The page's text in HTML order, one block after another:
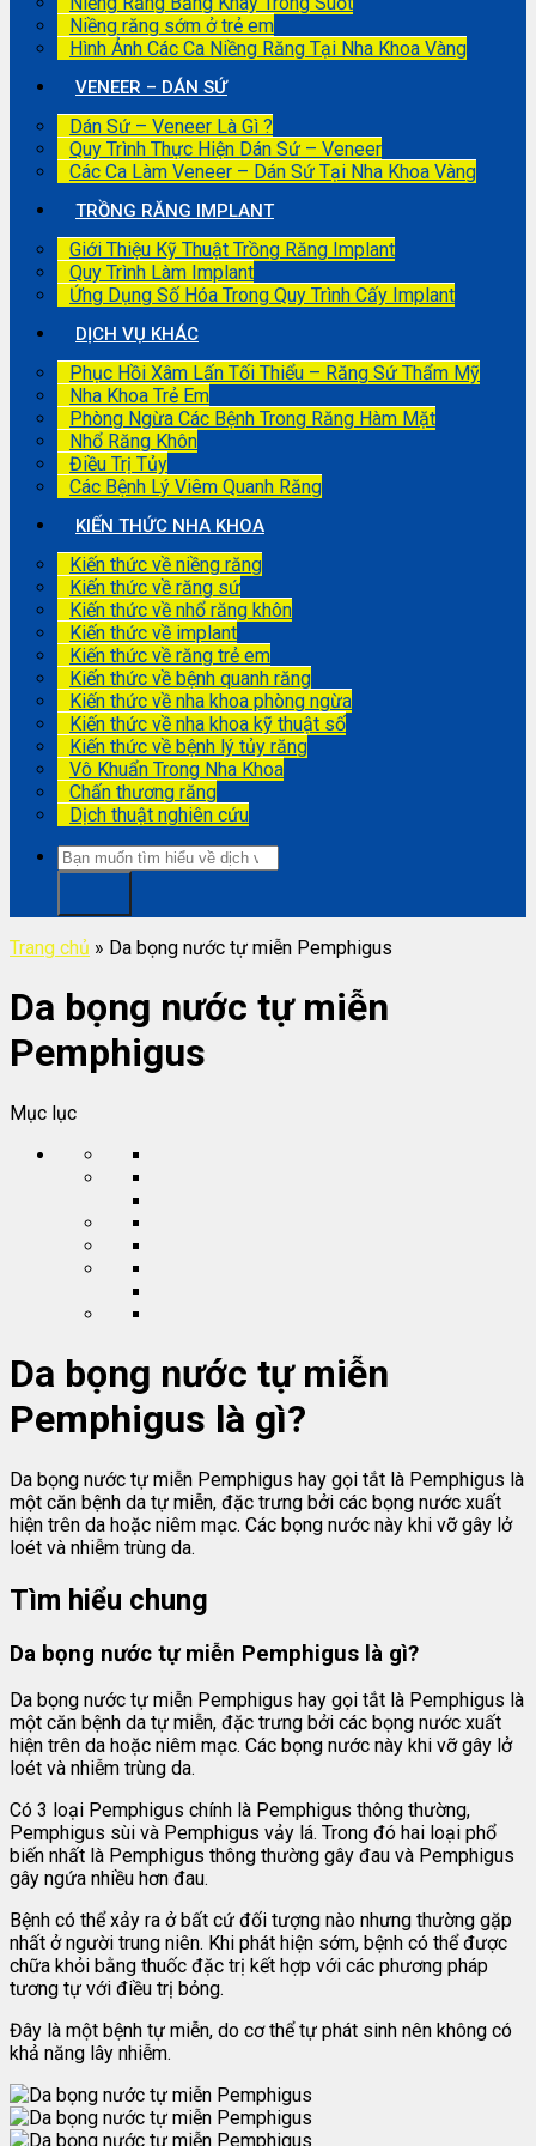
Niềng răng sớm ở trẻ em
Hình Ảnh Các Ca Niềng Răng Tại Nha Khoa Vàng
VENEER – DÁN SỨ
Dán Sứ – Veneer Là Gì ?
Quy Trình Thực Hiện Dán Sứ – Veneer
Các Ca Làm Veneer – Dán Sứ Tại Nha Khoa Vàng
TRỒNG RĂNG IMPLANT
Giới Thiệu Kỹ Thuật Trồng Răng Implant
Quy Trình Làm Implant
Ứng Dụng Số Hóa Trong Quy Trình Cấy Implant
DỊCH VỤ KHÁC
Phục Hồi Xâm Lấn Tối Thiểu – Răng Sứ Thẩm Mỹ
Nha Khoa Trẻ Em
Phòng Ngừa Các Bệnh Trong Răng Hàm Mặt
Nhổ Răng Khôn
Điều Trị Tủy
Các Bệnh Lý Viêm Quanh Răng
KIẾN THỨC NHA KHOA
Kiến thức về niềng răng
Kiến thức về răng sứ
Kiến thức về nhổ răng khôn
Kiến thức về implant
Kiến thức về răng trẻ em
Kiến thức về bệnh quanh răng
Kiến thức về nha khoa phòng ngừa
Kiến thức về nha khoa kỹ thuật số
Kiến thức về bệnh lý tủy răng
Vô Khuẩn Trong Nha Khoa
Chấn thương răng
Dịch thuật nghiên cứu
Trang chủ » Da bọng nước tự miễn Pemphigus
Da bọng nước tự miễn
Pemphigus
Mục lục
Da bọng nước tự miễn
Pemphigus là gì?
Da bọng nước tự miễn Pemphigus hay gọi tắt là Pemphigus là
một căn bệnh da tự miễn, đặc trưng bởi các bọng nước xuất
hiện trên da hoặc niêm mạc. Các bọng nước này khi vỡ gây lở
loét và nhiễm trùng da.
Tìm hiểu chung
Da bọng nước tự miễn Pemphigus là gì?
Da bọng nước tự miễn Pemphigus hay gọi tắt là Pemphigus là
một căn bệnh da tự miễn, đặc trưng bởi các bọng nước xuất
hiện trên da hoặc niêm mạc. Các bọng nước này khi vỡ gây lở
loét và nhiễm trùng da.
Có 3 loại Pemphigus chính là Pemphigus thông thường,
Pemphigus sùi và Pemphigus vảy lá. Trong đó hai loại phổ
biến nhất là Pemphigus thông thường gây đau và Pemphigus
gây ngứa nhiều hơn đau.
Bệnh có thể xảy ra ở bất cứ đối tượng nào nhưng thường gặp
nhất ở người trung niên. Khi phát hiện sớm, bệnh có thể được
chữa khỏi bằng thuốc đặc trị kết hợp với các phương pháp
tương tự với điều trị bỏng.
Đây là một bệnh tự miễn, do cơ thể tự phát sinh nên không có
khả năng lây nhiễm.